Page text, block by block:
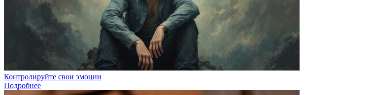
Контролируйте свои эмоции
Подробнее